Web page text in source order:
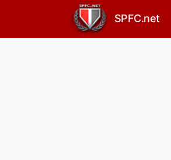
SPFC.net